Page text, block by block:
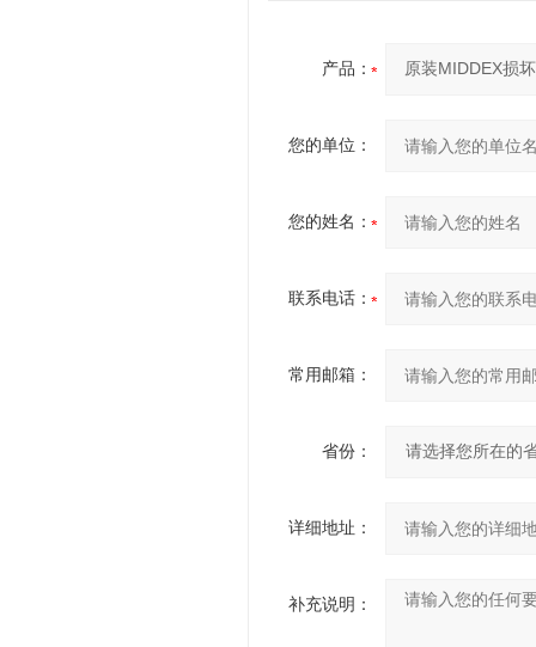
产品：
您的单位：
您的姓名：
联系电话：
常用邮箱：
省份：
详细地址：
补充说明：